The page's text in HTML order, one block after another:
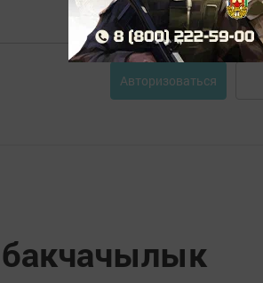
Авторизоваться